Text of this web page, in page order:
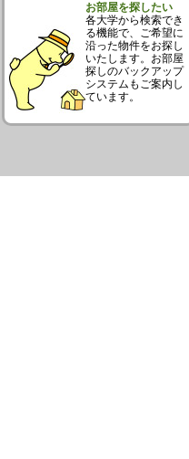
お部屋を探したい
各大学から検索でき
る機能で、ご希望に
沿った物件をお探し
いたします。お部屋
探しのバックアップ
システムもご案内し
ています。